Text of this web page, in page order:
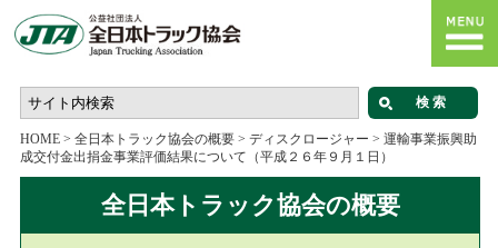
HOME> 全日本トラック協会の概要> ディスクロージャー > 運輸事業振興助
成交付金出捐金事業評価結果について（平成２６年９月１日）
全日本トラック協会の概要